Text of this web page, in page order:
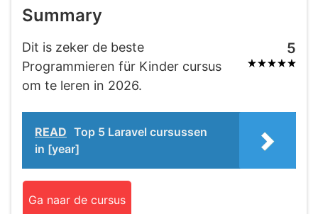
Summary
Dit is zeker de beste
Programmieren für Kinder cursus
om te leren in 2026.
5
READ Top 5 Laravel cursussen
in [year]
Ga naar de cursus